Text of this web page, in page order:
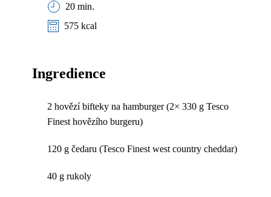
20 min.
575 kcal
Ingredience
2 hovězí bifteky na hamburger (2× 330 g Tesco
Finest hovězího burgeru)
120 g čedaru (Tesco Finest west country cheddar)
40 g rukoly